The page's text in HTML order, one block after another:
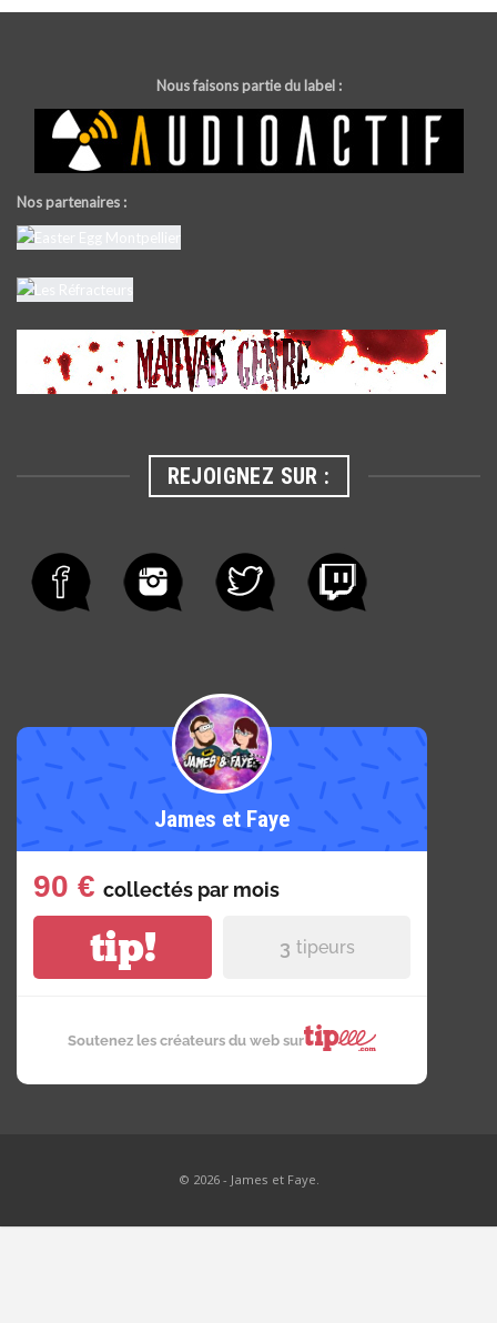
Nous faisons partie du label :
Nos partenaires :
REJOIGNEZ SUR :
James et Faye
90 € collectés par mois
tip! 3 tipeurs
Soutenez les créateurs du web sur
© 2026 - James et Faye.